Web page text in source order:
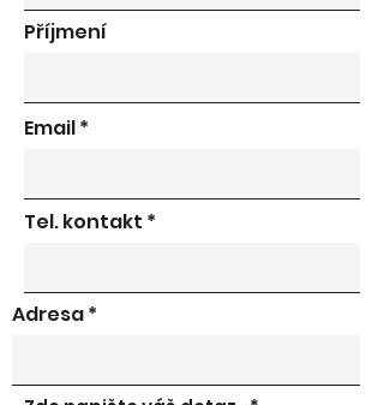
Příjmení
Email
Tel. kontakt
Adresa